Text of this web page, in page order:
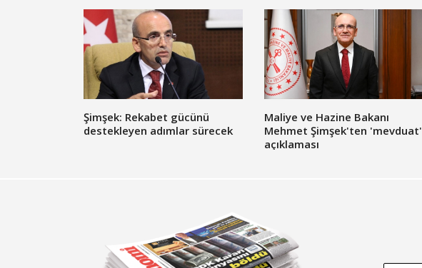
Şimşek: Rekabet gücünü
destekleyen adımlar sürecek
Maliye ve Hazine Bakanı
Mehmet Şimşek'ten 'mevduat'
açıklaması